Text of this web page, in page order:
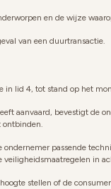
en de wijze
van een duurtransactie.
lid 4, tot stand op het
aanvaard, bevestigt de
ontbinden.
passende
veiligheidsmaatregelen in
stellen of de